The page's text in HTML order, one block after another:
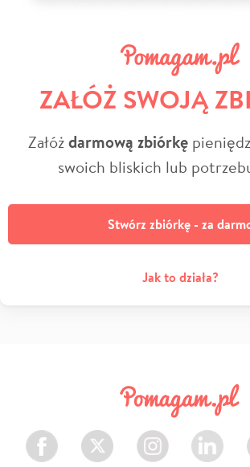
ZAŁÓŻ SWOJĄ
Załóżdarmową zbiórkę
swoich bliskich lub
Stwórz zbiórkę - za
Jak to działa?
Facebook Twitter Instagram LinkedIn